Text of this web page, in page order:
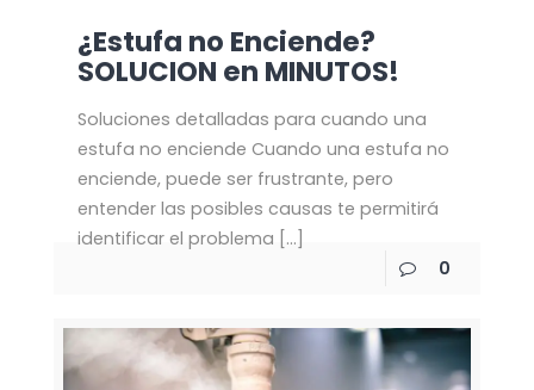
¿Estufa no Enciende?
SOLUCION en MINUTOS!
Soluciones detalladas para cuando una
estufa no enciende Cuando una estufa no
enciende, puede ser frustrante, pero
entender las posibles causas te permitirá
identificar el problema […]
0